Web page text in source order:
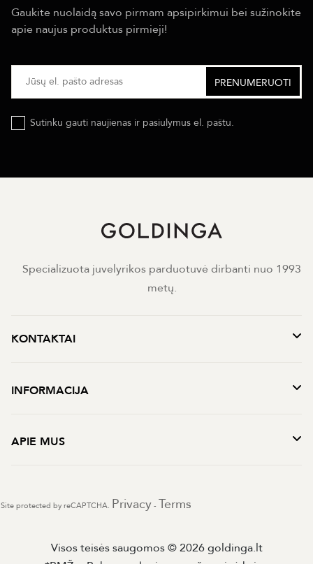
Gaukite nuolaidą savo pirmam apsipirkimui bei sužinokite
apie naujus produktus pirmieji!
Sutinku gauti naujienas ir pasiulymus el. paštu.
Specializuota juvelyrikos parduotuvė dirbanti nuo 1993
metų.
KONTAKTAI
INFORMACIJA
APIE MUS
Site protected by reCAPTCHA. Privacy - Terms
Visos teisės saugomos © 2026 goldinga.lt